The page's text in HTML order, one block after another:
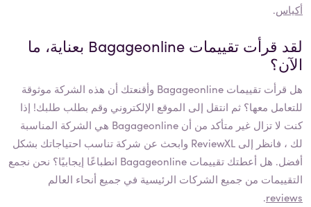
أكياس.
لقد قرأت تقييمات Bagageonline بعناية، ما
الآن؟
هل قرأت تقييمات Bagageonline وأقنعتك أن هذه الشركة موثوقة
للتعامل معها؟ ثم انتقل إلى الموقع الإلكتروني وقم بطلب طلبك! إذا
كنت لا تزال غير متأكد من أن Bagageonline هي الشركة المناسبة
لك ، فانظر إلى ReviewXL وابحث عن شركة تناسب احتياجاتك بشكل
أفضل. هل أعطتك تقييمات Bagageonline انطباعًا إيجابيًا؟ نحن نجمع
التقييمات من جميع الشركات الرئيسية في جميع أنحاء العالم
reviews
.